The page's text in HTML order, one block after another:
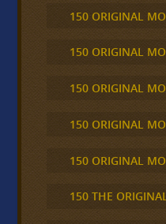
150 ORIGINAL
150 ORIGINAL
150 ORIGINAL
150 ORIGINAL
150 ORIGINAL
150 THE